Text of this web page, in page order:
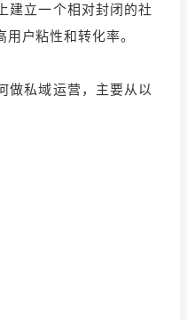
中心
报告
建立一个相对封闭的社
户粘性和转化率。
私域运营， 主要从以